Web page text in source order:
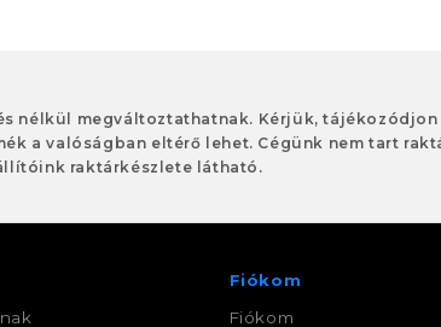
megváltoztathatnak. Kérjük, tájékozódjon
a valóságban eltérő lehet. Cégünk nem tart
raktárkészlete látható.
Fiókom
Fiókom